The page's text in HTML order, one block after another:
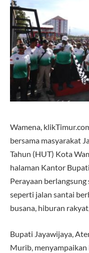
Wamena,
bersama masyarakat
Tahun (HUT) Kota
halaman Kantor
Perayaan
seperti jalan santai
busana, hiburan
Bupati Jayawijaya,
Murib,